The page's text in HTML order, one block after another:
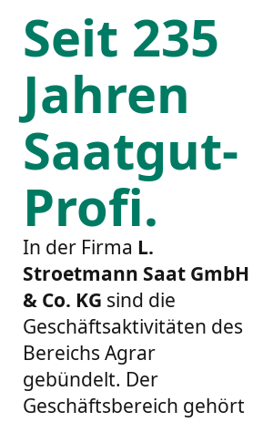
Seit 235
Jahren
Saatgut-
Profi.
In der Firma L.
Stroetmann Saat GmbH
& Co. KG sind die
Geschäftsaktivitäten des
Bereichs Agrar
gebündelt. Der
Geschäftsbereich gehört